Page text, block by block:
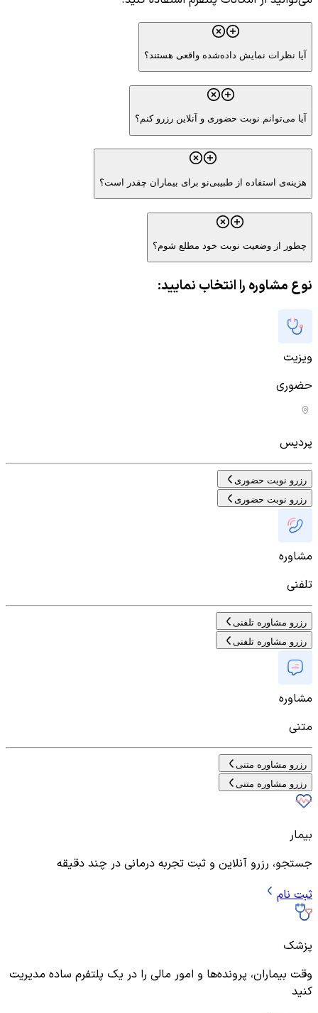
آیا نظرات نمایش داده‌شده واقعی هستند؟
آیا می‌توانم نوبت حضوری و آنلاین رزرو کنم؟
هزینه‌ی استفاده از طبیبی‌نو برای بیماران چقدر است؟
چطور از وضعیت نوبت خود مطلع شوم؟
نوع مشاوره را انتخاب نمایید:
ویزیت
حضوری
پردیس
رزرو نوبت حضوری
رزرو نوبت حضوری
مشاوره
تلفنی
رزرو مشاوره تلفنی
رزرو مشاوره تلفنی
مشاوره
متنی
رزرو مشاوره متنی
رزرو مشاوره متنی
بیمار
جستجو، رزرو آنلاین و ثبت تجربه درمانی در چند دقیقه
ثبت نام
پزشک
وقت بیماران، پرونده‌ها و امور مالی را در یک پلتفرم ساده مدیریت
کنید